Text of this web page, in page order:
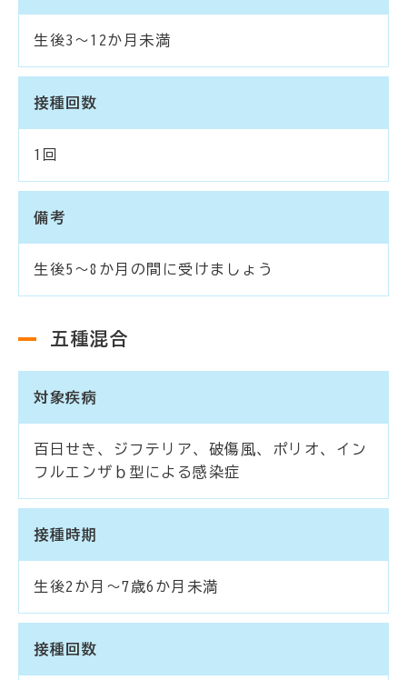
生後3～12か月未満
接種回数
1回
備考
生後5～8か月の間に受けましょう
五種混合
対象疾病
百日せき、ジフテリア、破傷風、ポリオ、イン
フルエンザｂ型による感染症
接種時期
生後2か月～7歳6か月未満
接種回数